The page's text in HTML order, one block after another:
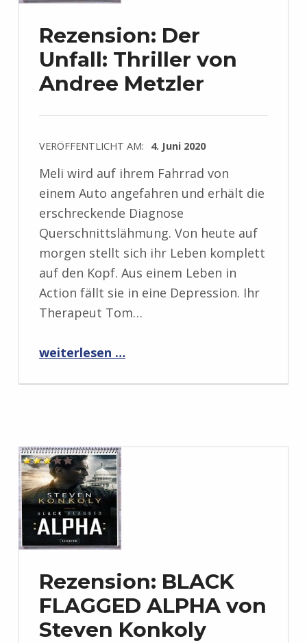
Rezension: Der
Unfall: Thriller von
Andree Metzler
VERÖFFENTLICHT AM: 4. Juni 2020
Meli wird auf ihrem Fahrrad von
einem Auto angefahren und erhält die
erschreckende Diagnose
Querschnittslähmung. Von heute auf
morgen stellt sich ihr Leben komplett
auf den Kopf. Aus einem Leben in
Action fällt sie in eine Depression. Ihr
Therapeut Tom…
“Rezension: Der Unfall: Thriller von Andree Metzler”
weiterlesen …
Rezension: BLACK
FLAGGED ALPHA von
Steven Konkoly